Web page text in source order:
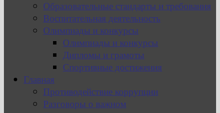
Образовательные стандарты и требования
Воспитательная деятельность
Олимпиады и конкурсы
Олимпиады и конкурсы
Дипломы и грамоты
Спортивные достижения
Главная
Противодействие коррупции
Разговоры о важном